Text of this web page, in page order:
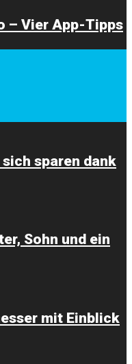
– Vier App-Tipps
sparen dank
Sohn und ein
mit Einblick